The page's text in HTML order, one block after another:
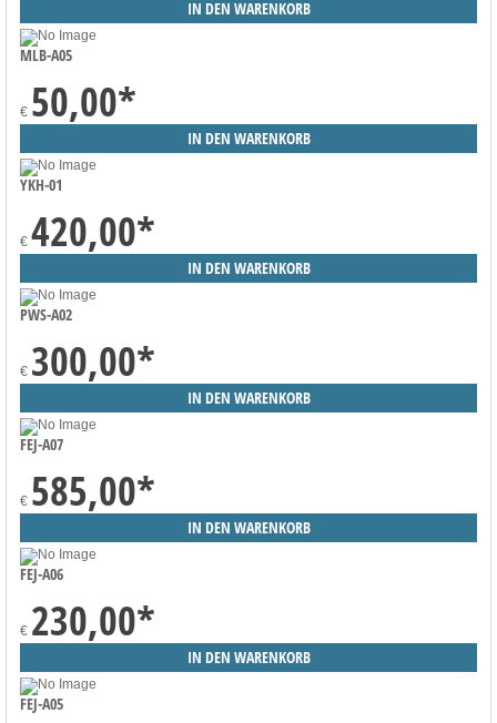
MLB-A05
€ 50,00*
YKH-01
€ 420,00*
PWS-A02
€ 300,00*
FEJ-A07
€ 585,00*
FEJ-A06
€ 230,00*
FEJ-A05